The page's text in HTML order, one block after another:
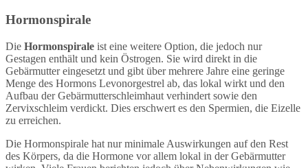
Hormonspirale
Die Hormonspirale ist eine weitere Option, die jedoch nur
Gestagen enthält und kein Östrogen. Sie wird direkt in die
Gebärmutter eingesetzt und gibt über mehrere Jahre eine geringe
Menge des Hormons Levonorgestrel ab, das lokal wirkt und den
Aufbau der Gebärmutterschleimhaut verhindert sowie den
Zervixschleim verdickt. Dies erschwert es den Spermien, die Eizelle
zu erreichen.
Die Hormonspirale hat nur minimale Auswirkungen auf den Rest
des Körpers, da die Hormone vor allem lokal in der Gebärmutter